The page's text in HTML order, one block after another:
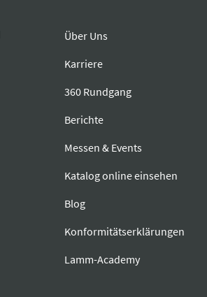
Über Uns
Karriere
360 Rundgang
Berichte
Messen & Events
Katalog online einsehen
Blog
Konformitätserklärungen
Lamm-Academy